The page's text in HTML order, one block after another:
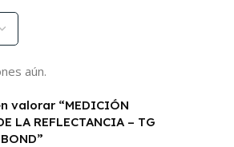
aún.
valorar “MEDICIÓN
LA REFLECTANCIA – TG